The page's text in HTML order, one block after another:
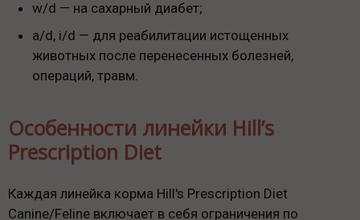
w/d — на сахарный диабет;
a/d, i/d — для реабилитации истощенных
животных после перенесенных болезней,
операций, травм.
Особенности линейки Hill’s
Prescription Diet
Каждая линейка корма Hill's Prescription Diet
Canine/Feline включает в себя ограничения по